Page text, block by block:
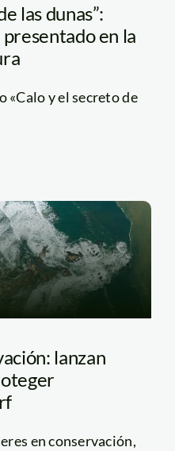
las dunas”:
en la
«Calo y el secreto de
lanzan
en conservación,